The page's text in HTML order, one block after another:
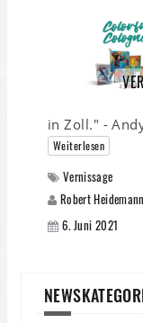
in Zoll." -
Weiterlesen
Vernissage
Robert Heidemann
6. Juni 2021